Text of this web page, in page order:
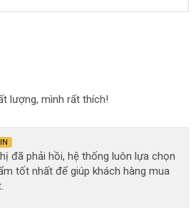
lượng, mình rất thích!
đã phải hồi, hệ thống luôn lựa chọn
tốt nhất để giúp khách hàng mua